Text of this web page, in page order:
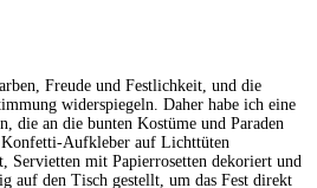
Freude und Festlichkeit, und die
widerspiegeln. Daher habe ich eine
die an die bunten Kostüme und Paraden
Aufkleber auf Lichttüten
Servietten mit Papierrosetten dekoriert und
auf den Tisch gestellt, um das Fest direkt